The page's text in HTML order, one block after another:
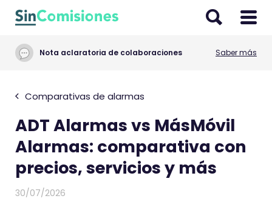
Nota aclaratoria de colaboraciones Saber más
Comparativas de alarmas
ADT Alarmas vs MásMóvil
Alarmas: comparativa con
precios, servicios y más
30/07/2026